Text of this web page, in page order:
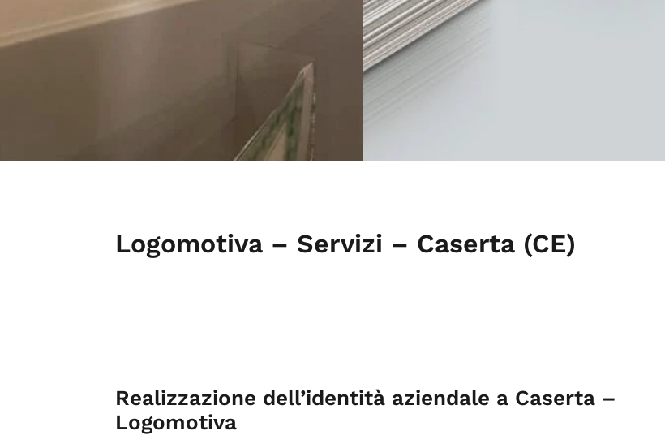
Logomotiva – Servizi – Caserta (CE)
Realizzazione dell’identità aziendale a Caserta –
Logomotiva